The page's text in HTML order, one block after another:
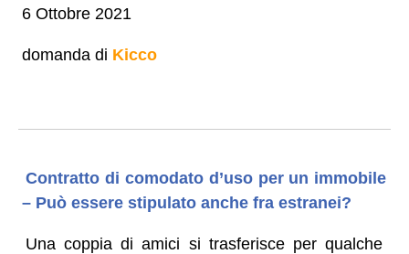
6 Ottobre 2021
domanda di Kicco
Contratto di comodato d’uso per un immobile
– Può essere stipulato anche fra estranei?
Una coppia di amici si trasferisce per qualche